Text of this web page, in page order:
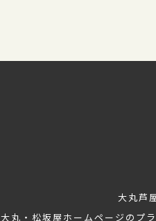
大丸芦
大丸・松坂屋ホームページのプ